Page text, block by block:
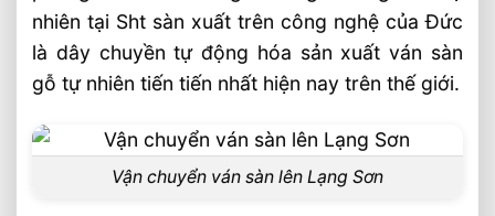
nhiên tại Sht sàn xuất trên công nghệ của Đức
là dây chuyền tự động hóa sản xuất ván sàn
gỗ tự nhiên tiến tiến nhất hiện nay trên thế giới.
Vận chuyển ván sàn lên Lạng Sơn